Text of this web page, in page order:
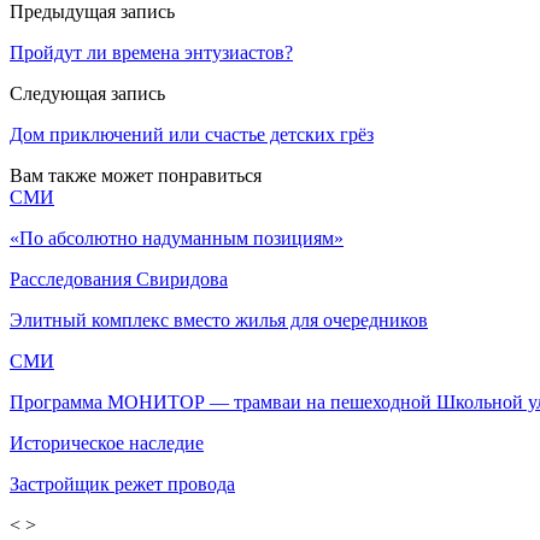
Предыдущая запись
Пройдут ли времена энтузиастов?
Следующая запись
Дом приключений или счастье детских грёз
Вам также может понравиться
СМИ
«По абсолютно надуманным позициям»
Расследования Свиридова
Элитный комплекс вместо жилья для очередников
СМИ
Программа МОНИТОР — трамваи на пешеходной Школьной
Историческое наследие
Застройщик режет провода
< >